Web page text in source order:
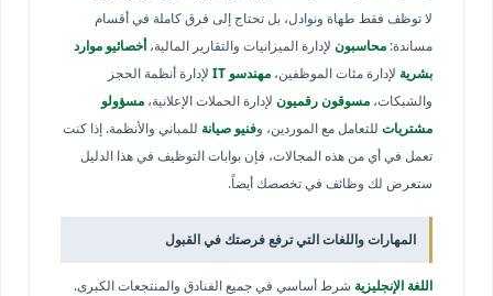
لا توظف فقط طهاة ونوادل، بل تحتاج إلى فرق كاملة في أقسام
مساندة: محاسبون لإدارة الميزانيات والتقارير المالية،أخصائيو موارد
بشرية لإدارة مئات الموظفين، مهندسو IT
لإدارة أنظمة الحجز
والشبكات، مسوقون رقميون لإدارة الحملات الإعلانية، مسؤولو
مشتريات للتعامل مع الموردين، وفنيو صيانة للمباني والأنظمة. إذا كنت
تعمل في أي من هذه المجالات، فإن بوابات التوظيف في هذا الدليل
ستعرض لك وظائف في تخصصك أيضاً.
المهارات واللغات التي ترفع فرصتك في القبول
اللغة الإنجليزية شرط أساسي في جميع الفنادق والمنتجعات الكبرى.